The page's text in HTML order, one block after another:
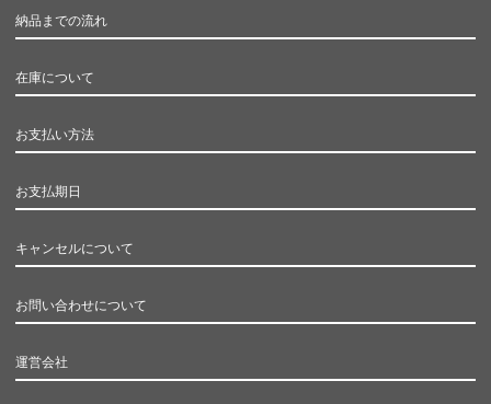
納品までの流れ
在庫について
お支払い方法
お支払期日
キャンセルについて
お問い合わせについて
運営会社